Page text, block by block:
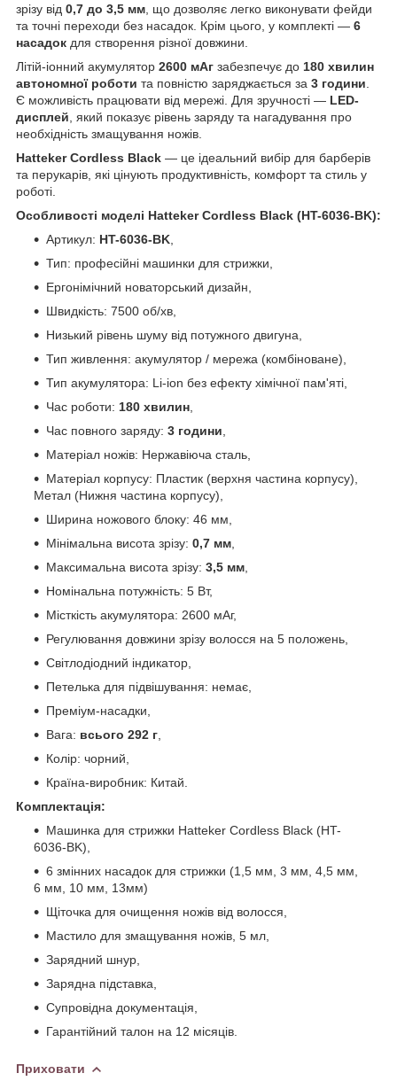
зрізу від 0,7 до 3,5 мм , що дозволяє легко виконувати фейди
та точні переходи без насадок. Крім цього, у комплекті — 6
насадок для створення різної довжини.
Літій-іонний акумулятор 2600 мАг забезпечує до 180 хвилин
автономної роботи та повністю заряджається за 3 години
Є можливість працювати від мережі. Для зручності — LED-
дисплей , який показує рівень заряду та нагадування про
необхідність змащування ножів.
Hatteker Cordless Black — це ідеальний вибір для барберів
та перукарів, які цінують продуктивність, комфорт та стиль у
роботі.
Особливості моделі Hatteker Cordless Black (HT-6036-BK):
Артикул: HT-6036-BK
Тип: професійні машинки для стрижки,
Ергонімічний новаторський дизайн,
Швидкість: 7500 об/хв,
Низький рівень шуму від потужного двигуна,
Тип живлення: акумулятор / мережа (комбіноване),
Тип акумулятора: Li-ion без ефекту хімічної пам'яті,
Час роботи: 180 хвилин
Час повного заряду: 3 години
Матеріал ножів: Нержавіюча сталь,
Матеріал корпусу: Пластик (верхня частина корпусу),
Метал (Нижня частина корпусу),
Ширина ножового блоку: 46 мм,
Мінімальна висота зрізу: 0,7 мм
Максимальна висота зрізу: 3,5 мм
Номінальна потужність: 5 Вт,
Місткість акумулятора: 2600 мАг,
Регулювання довжини зрізу волосся на 5 положень,
Світлодіодний індикатор,
Петелька для підвішування: немає,
Преміум-насадки,
Вага: всього 292 г
Колір: чорний,
Країна-виробник: Китай.
Комплектація:
Машинка для стрижки Hatteker Cordless Black (HT-
6036-BK),
6 змінних насадок для стрижки (1,5 мм, 3 мм, 4,5 мм,
6 мм, 10 мм, 13мм)
Щіточка для очищення ножів від волосся,
Мастило для змащування ножів, 5 мл,
Зарядний шнур,
Зарядна підставка,
Супровідна документація,
Гарантійний талон на 12 місяців.
Приховати